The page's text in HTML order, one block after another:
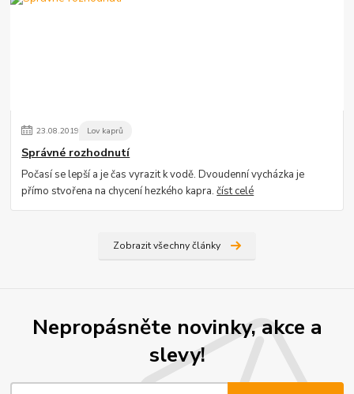
23.08.2019 Lov kaprů
Správné rozhodnutí
Počasí se lepší a je čas vyrazit k vodě. Dvoudenní vycházka je
přímo stvořena na chycení hezkého kapra.číst celé
Zobrazit všechny články
Nepropásněte novinky, akce a
slevy!